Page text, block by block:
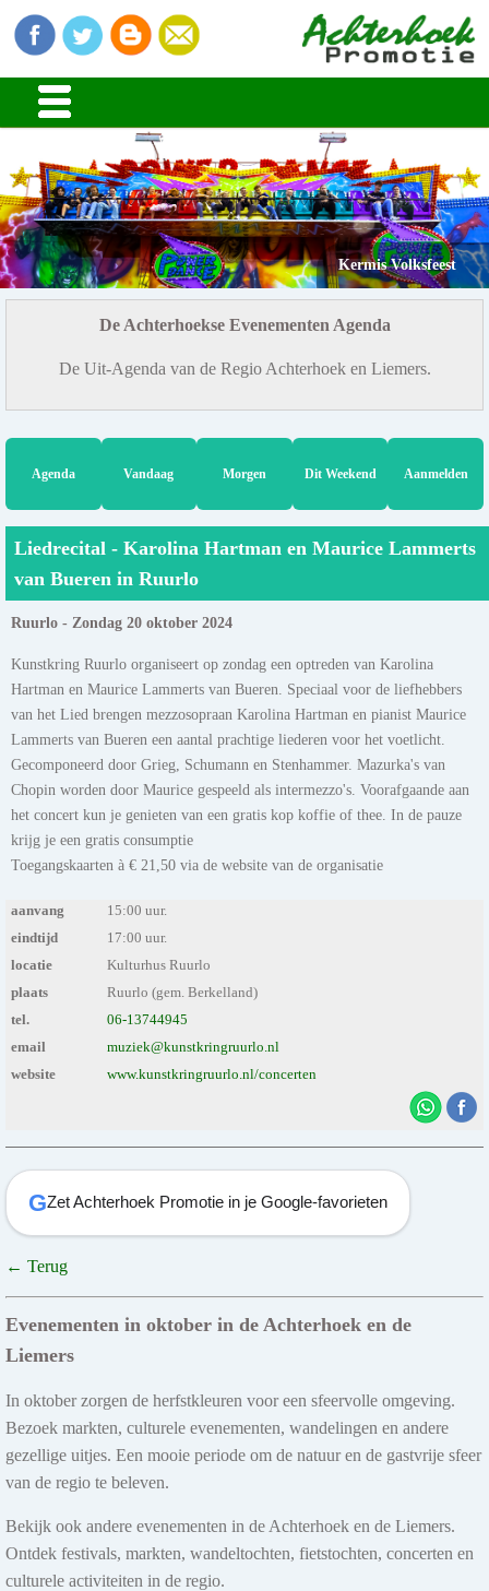
Kermis Volksfeest
De Achterhoekse Evenementen Agenda
De Uit-Agenda van de Regio Achterhoek en Liemers.
Agenda Vandaag Morgen Dit Weekend Aanmelden
Liedrecital - Karolina Hartman en Maurice Lammerts
van Bueren in Ruurlo
Ruurlo - Zondag 20 oktober 2024
Kunstkring Ruurlo organiseert op zondag een optreden van Karolina
Hartman en Maurice Lammerts van Bueren. Speciaal voor de liefhebbers
van het Lied brengen mezzosopraan Karolina Hartman en pianist Maurice
Lammerts van Bueren een aantal prachtige liederen voor het voetlicht.
Gecomponeerd door Grieg, Schumann en Stenhammer. Mazurka's van
Chopin worden door Maurice gespeeld als intermezzo's. Voorafgaande aan
het concert kun je genieten van een gratis kop koffie of thee. In de pauze
krijg je een gratis consumptie
Toegangskaarten à € 21,50 via de website van de organisatie
aanvang
15:00 uur.
eindtijd
17:00 uur.
locatie
Kulturhus Ruurlo
plaats
Ruurlo (gem. Berkelland)
tel.
06-13744945
email
muziek@kunstkringruurlo.nl
website
www.kunstkringruurlo.nl/concerten
GZet Achterhoek Promotie in je Google-favorieten
← Terug
Evenementen in oktober in de Achterhoek en de
Liemers
In oktober zorgen de herfstkleuren voor een sfeervolle omgeving.
Bezoek markten, culturele evenementen, wandelingen en andere
gezellige uitjes. Een mooie periode om de natuur en de gastvrije sfeer
van de regio te beleven.
Bekijk ook andere evenementen in de Achterhoek en de Liemers.
Ontdek festivals, markten, wandeltochten, fietstochten, concerten en
culturele activiteiten in de regio.